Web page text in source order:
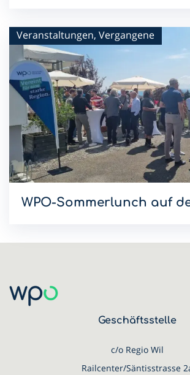
Veranstaltungen, Vergangene
WPO-Sommerlunch auf
Geschäftsstelle
c/o Regio Wil
Railcenter/Säntisstrasse